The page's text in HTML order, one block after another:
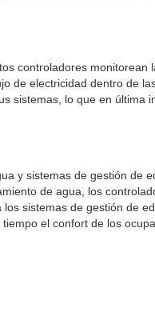
controladores monitorean
de electricidad dentro de
sistemas, lo que en última
y sistemas de gestión de
de agua, los
sistemas de gestión de
el confort de los